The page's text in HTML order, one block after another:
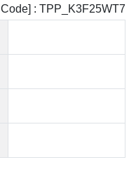
Code] : TPP_K3F25WT7